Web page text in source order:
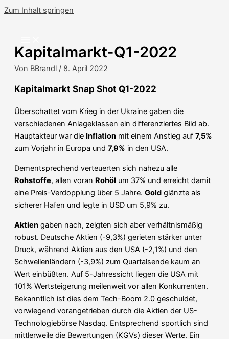
Zum Inhalt springen
Kapitalmarkt-Q1-2022
Von BBrandl / 8. April 2022
Kapitalmarkt Snap Shot Q1-2022
Überschattet vom Krieg in der Ukraine gaben die
verschiedenen Anlageklassen ein differenziertes Bild ab.
Hauptakteur war die Inflation mit einem Anstieg auf 7,5%
zum Vorjahr in Europa und 7,9% in den USA.
Dementsprechend verteuerten sich nahezu alle
Rohstoffe, allen voran Rohöl um 37% und erreicht damit
eine Preis-Verdopplung über 5 Jahre. Gold glänzte als
sicherer Hafen und legte in USD um 5,9% zu.
Aktien gaben nach, zeigten sich aber verhältnismäßig
robust. Deutsche Aktien (-9,3%) gerieten stärker unter
Druck, während Aktien aus den USA (-2,1%) und den
Schwellenländern (-3,9%) zum Quartalsende kaum an
Wert einbüßten. Auf 5-Jahressicht liegen die USA mit
101% Wertsteigerung meilenweit vor allen Konkurrenten.
Bekanntlich ist dies dem Tech-Boom 2.0 geschuldet,
vorwiegend vorangetrieben durch die Aktien der US-
Technologiebörse Nasdaq. Entsprechend sportlich sind
mittlerweile die Bewertungen (KGVs) dieser Werte. Ein